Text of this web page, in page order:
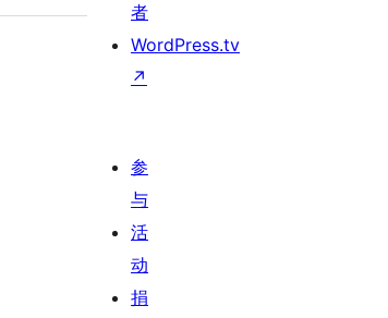
者
WordPress.tv
↗
参
与
活
动
捐